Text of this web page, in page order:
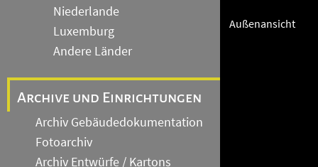
Niederlande
Luxemburg
Andere Länder
Archive und Einrichtungen
Archiv Gebäudedokumentation
Fotoarchiv
Archiv Entwürfe / Kartons
Außenansicht